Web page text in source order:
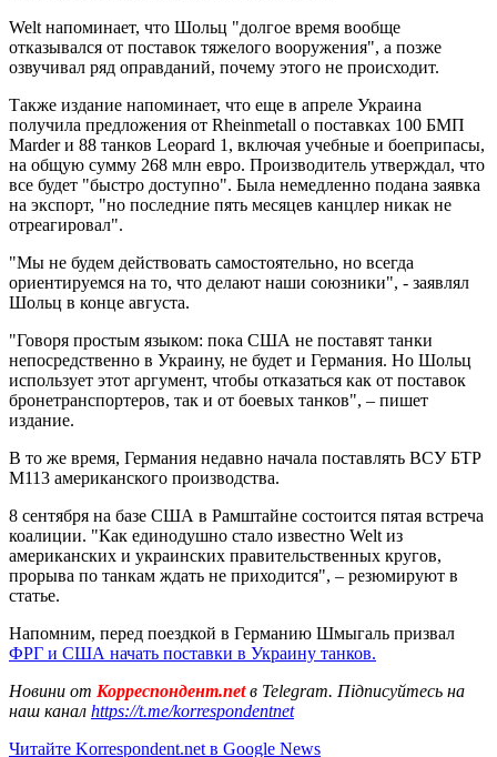
Welt напоминает, что Шольц "долгое время вообще
отказывался от поставок тяжелого вооружения", а позже
озвучивал ряд оправданий, почему этого не происходит.
Также издание напоминает, что еще в апреле Украина
получила предложения от Rheinmetall о поставках 100 БМП
Marder и 88 танков Leopard 1, включая учебные и боеприпасы,
на общую сумму 268 млн евро. Производитель утверждал, что
все будет "быстро доступно". Была немедленно подана заявка
на экспорт, "но последние пять месяцев канцлер никак не
отреагировал".
"Мы не будем действовать самостоятельно, но всегда
ориентируемся на то, что делают наши союзники", - заявлял
Шольц в конце августа.
"Говоря простым языком: пока США не поставят танки
непосредственно в Украину, не будет и Германия. Но Шольц
использует этот аргумент, чтобы отказаться как от поставок
бронетранспортеров, так и от боевых танков", – пишет
издание.
В то же время, Германия недавно начала поставлять ВСУ БТР
М113 американского производства.
8 сентября на базе США в Рамштайне состоится пятая встреча
коалиции. "Как единодушно стало известно Welt из
американских и украинских правительственных кругов,
прорыва по танкам ждать не приходится", – резюмируют в
статье.
Напомним, перед поездкой в Германию Шмыгаль призвал
ФРГ и США начать поставки в Украину танков.
Новини от Корреспондент.netв Telegram. Підписуйтесь на
наш канал https://t.me/korrespondentnet
Читайте Korrespondent.net в Google News